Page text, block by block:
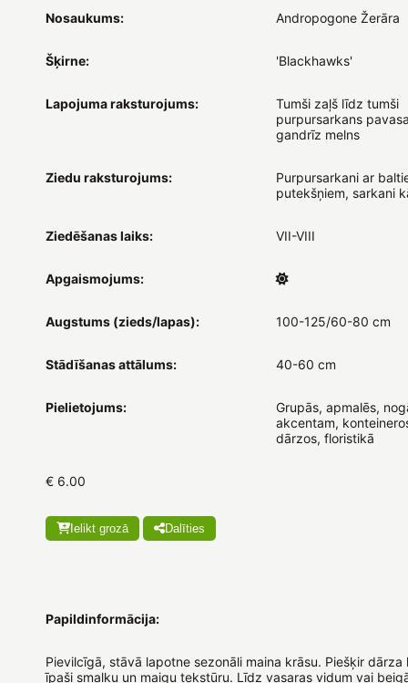
Nosaukums: Andropogone Žerāra
Šķirne: 'Blackhawks'
Lapojuma raksturojums:
Tumši zaļš līdz tumši
purpursarkans
gandrīz melns
Ziedu raksturojums:
Purpursarkani ar
putekšņiem, sarkani
Ziedēšanas laiks: VII-VIII
Apgaismojums:
Augstums (zieds/lapas): 100-125/60-80 cm
Stādīšanas attālums: 40-60 cm
Pielietojums:
Grupās, apmalēs,
akcentam,
dārzos, floristikā
€ 6.00
Ielikt grozā Dalīties
Papildinformācija:
Pievilcīgā, stāvā lapotne sezonāli maina krāsu. Piešķir dārza
īpaši smalku un maigu tekstūru. Līdz vasaras vidum vai